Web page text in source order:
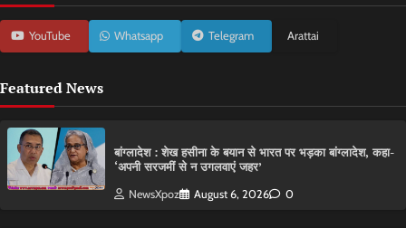
YouTube Whatsapp Telegram Arattai
Featured News
बांग्लादेश : शेख हसीना के बयान से भारत पर भड़का बांग्लादेश, कहा-
‘अपनी सरजमीं से न उगलवाएं जहर’
NewsXpoz August 6, 2026 0